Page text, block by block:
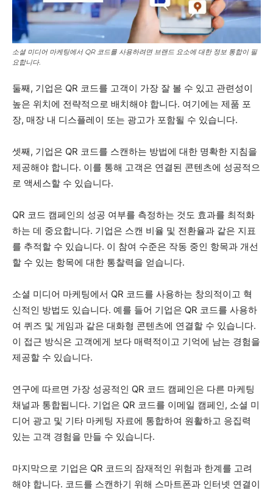
소셜 미디어 마케팅에서 QR 코드를 사용하려면 브랜드 요소에 대한 정보 통합이 필
요합니다.
둘째, 기업은 QR 코드를 고객이 가장 잘 볼 수 있고 관련성이
높은 위치에 전략적으로 배치해야 합니다. 여기에는 제품 포
장, 매장 내 디스플레이 또는 광고가 포함될 수 있습니다.
셋째, 기업은 QR 코드를 스캔하는 방법에 대한 명확한 지침을
제공해야 합니다. 이를 통해 고객은 연결된 콘텐츠에 성공적으
로 액세스할 수 있습니다.
QR 코드 캠페인의 성공 여부를 측정하는 것도 효과를 최적화
하는 데 중요합니다. 기업은 스캔 비율 및 전환율과 같은 지표
를 추적할 수 있습니다. 이 참여 수준은 작동 중인 항목과 개선
할 수 있는 항목에 대한 통찰력을 얻습니다.
소셜 미디어 마케팅에서 QR 코드를 사용하는 창의적이고 혁
신적인 방법도 있습니다. 예를 들어 기업은 QR 코드를 사용하
여 퀴즈 및 게임과 같은 대화형 콘텐츠에 연결할 수 있습니다.
이 접근 방식은 고객에게 보다 매력적이고 기억에 남는 경험을
제공할 수 있습니다.
연구에 따르면 가장 성공적인 QR 코드 캠페인은 다른 마케팅
채널과 통합됩니다. 기업은 QR 코드를 이메일 캠페인, 소셜 미
디어 광고 및 기타 마케팅 자료에 통합하여 원활하고 응집력
있는 고객 경험을 만들 수 있습니다.
마지막으로 기업은 QR 코드의 잠재적인 위험과 한계를 고려
해야 합니다. 코드를 스캔하기 위해 스마트폰과 인터넷 연결이